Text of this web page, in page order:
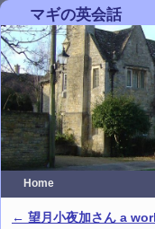
マギの英会話
Home
Post navigation
← 望月小夜加さん a